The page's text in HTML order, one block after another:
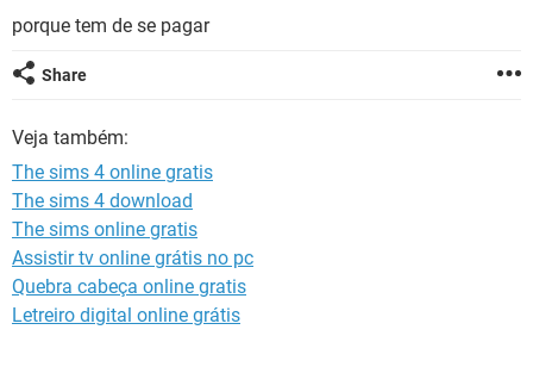
GUIA DE COMPRAS
INSTAGRAM
GUIA DE COMPRAS
porque tem de se pagar
Share
Veja também:
The sims 4 online gratis
The sims 4 download
The sims online gratis
Assistir tv online grátis no pc
Quebra cabeça online gratis
Letreiro digital online grátis